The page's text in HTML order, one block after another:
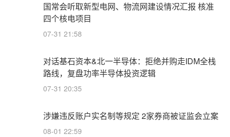
国常会听取新型电网、物流网建设情况汇报 核准
四个核电项目
07-31 21:58
对话基石资本&北一半导体：拒绝并购走IDM全栈
路线，复盘功率半导体投资逻辑
07-31 20:35
涉嫌违反账户实名制等规定 2家券商被证监会立案
08-01 22:59